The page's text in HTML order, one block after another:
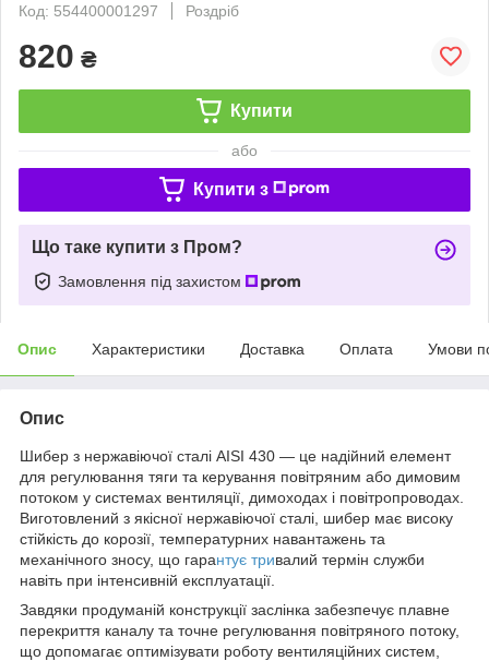
Код: 554400001297
Роздріб
820 ₴
Купити
або
Купити з
Що таке купити з Пром?
Замовлення під захистом
Опис Характеристики Доставка Оплата Умови
Опис
Шибер з нержавіючої сталі AISI 430 — це надійний елемент
для регулювання тяги та керування повітряним або димовим
потоком у системах вентиляції, димоходах і повітропроводах.
Виготовлений з якісної нержавіючої сталі, шибер має високу
стійкість до корозії, температурних навантажень та
механічного зносу, що гарантує тривалий термін служби
навіть при інтенсивній експлуатації.
Завдяки продуманій конструкції заслінка забезпечує плавне
перекриття каналу та точне регулювання повітряного потоку,
що допомагає оптимізувати роботу вентиляційних систем,